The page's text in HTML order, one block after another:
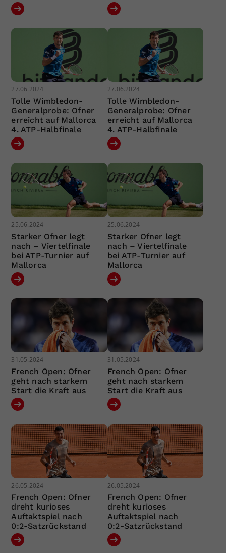
27.06.2024
Tolle Wimbledon-
Generalprobe: Ofner
erreicht auf Mallorca
4. ATP-Halbfinale
27.06.2024
Tolle Wimbledon-
Generalprobe: Ofner
erreicht auf Mallorca
4. ATP-Halbfinale
25.06.2024
Starker Ofner legt
nach – Viertelfinale
bei ATP-Turnier auf
Mallorca
25.06.2024
Starker Ofner legt
nach – Viertelfinale
bei ATP-Turnier auf
Mallorca
31.05.2024
French Open: Ofner
geht nach starkem
Start die Kraft aus
31.05.2024
French Open: Ofner
geht nach starkem
Start die Kraft aus
26.05.2024
French Open: Ofner
dreht kurioses
Auftaktspiel nach
0:2-Satzrückstand
26.05.2024
French Open: Ofner
dreht kurioses
Auftaktspiel nach
0:2-Satzrückstand